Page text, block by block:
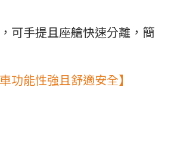
可手提且座艙快速分離，簡
功能性強且舒適安全】